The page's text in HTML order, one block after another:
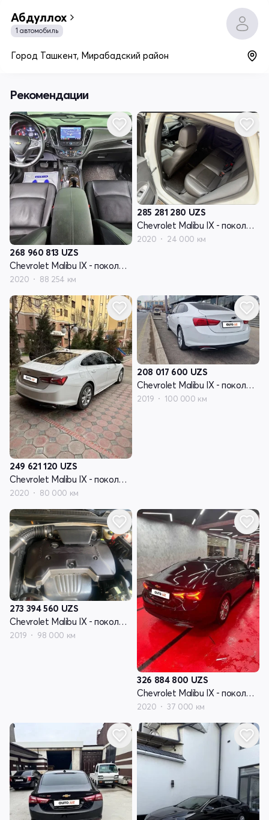
Абдуллох
1 автомобиль
Город Ташкент, Мирабадский район
Рекомендации
268 960 813 UZS
Chevrolet Malibu IX - поколение рестайлинг
2020 88 254 км
285 281 280 UZS
Chevrolet Malibu IX - поколение рестайлинг
2020 24 000 км
249 621 120 UZS
Chevrolet Malibu IX - поколение рестайлинг
2020 80 000 км
208 017 600 UZS
Chevrolet Malibu IX - поколение рестайлинг
2019 100 000 км
273 394 560 UZS
Chevrolet Malibu IX - поколение рестайлинг
2019 98 000 км
326 884 800 UZS
Chevrolet Malibu IX - поколение рестайлинг
2020 37 000 км